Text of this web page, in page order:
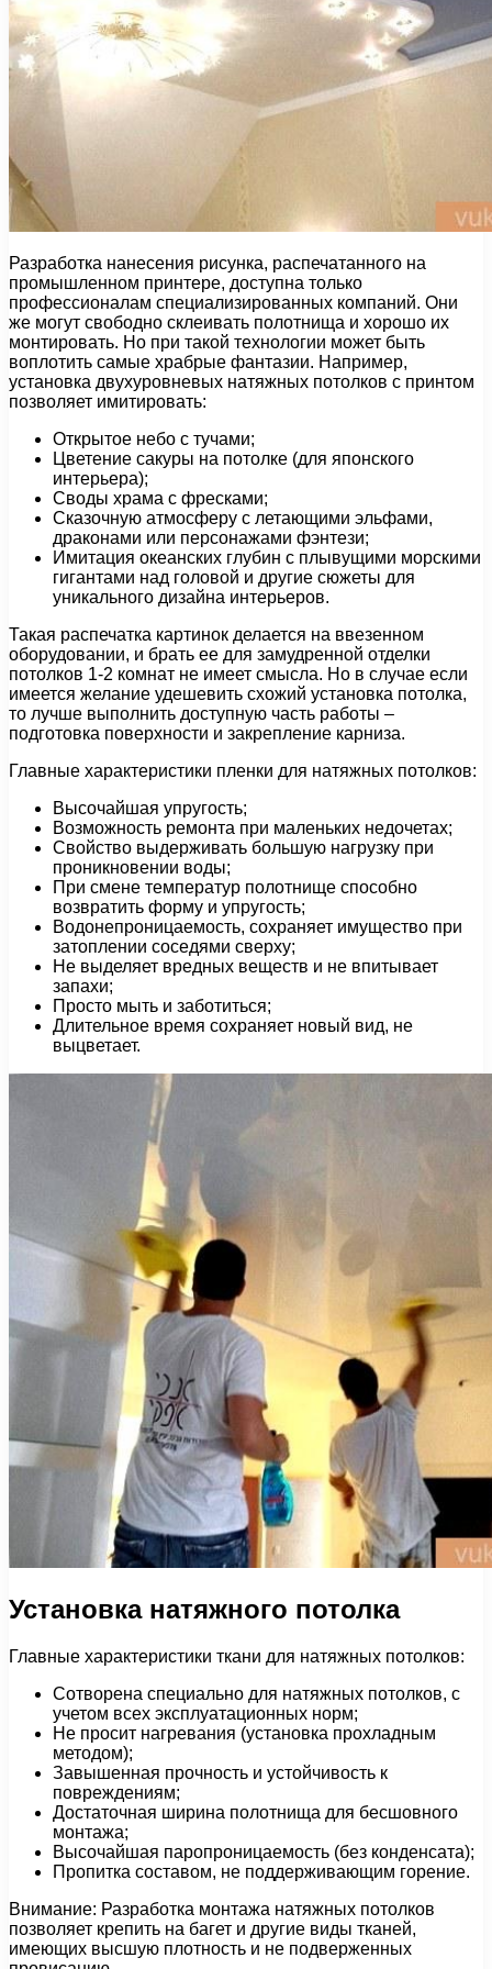
Разработка нанесения рисунка, распечатанного на
промышленном принтере, доступна только
профессионалам специализированных компаний. Они
же могут свободно склеивать полотнища и хорошо их
монтировать. Но при такой технологии может быть
воплотить самые храбрые фантазии. Например,
установка двухуровневых натяжных потолков с принтом
позволяет имитировать:
Открытое небо с тучами;
Цветение сакуры на потолке (для японского
интерьера);
Своды храма с фресками;
Сказочную атмосферу с летающими эльфами,
драконами или персонажами фэнтези;
Имитация океанских глубин с плывущими морскими
гигантами над головой и другие сюжеты для
уникального дизайна интерьеров.
Такая распечатка картинок делается на ввезенном
оборудовании, и брать ее для замудренной отделки
потолков 1-2 комнат не имеет смысла. Но в случае если
имеется желание удешевить схожий установка потолка,
то лучше выполнить доступную часть работы –
подготовка поверхности и закрепление карниза.
Главные характеристики пленки для натяжных потолков:
Высочайшая упругость;
Возможность ремонта при маленьких недочетах;
Свойство выдерживать большую нагрузку при
проникновении воды;
При смене температур полотнище способно
возвратить форму и упругость;
Водонепроницаемость, сохраняет имущество при
затоплении соседями сверху;
Не выделяет вредных веществ и не впитывает
запахи;
Просто мыть и заботиться;
Длительное время сохраняет новый вид, не
выцветает.
Установка натяжного потолка
Главные характеристики ткани для натяжных потолков:
Сотворена специально для натяжных потолков, с
учетом всех эксплуатационных норм;
Не просит нагревания (установка прохладным
методом);
Завышенная прочность и устойчивость к
повреждениям;
Достаточная ширина полотнища для бесшовного
монтажа;
Высочайшая паропроницаемость (без конденсата);
Пропитка составом, не поддерживающим горение.
Внимание: Разработка монтажа натяжных потолков
позволяет крепить на багет и другие виды тканей,
имеющих высшую плотность и не подверженных